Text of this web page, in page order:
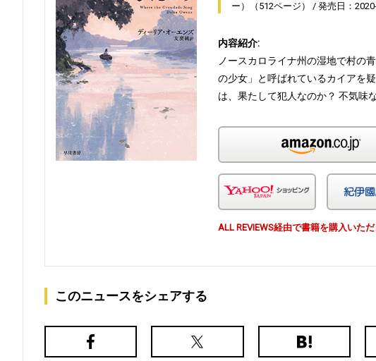
ー）（512ページ）
発売日：
内容紹介:
ノースカロライナ州の湿地で村の
の少女」と呼ばれているカイアを
は、果たして犯人なのか？ 不気味
Yahoo!ショ
ALL REVIEWS経由で書籍を購入いた
このニュースをシェアする
Facebook
X（旧
は